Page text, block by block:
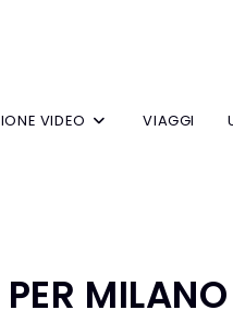
VIDEO VIAGGI
MILANO